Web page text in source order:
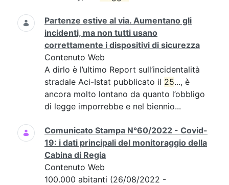
Partenze estive al via. Aumentano gli
incidenti, ma non tutti usano
correttamente i dispositivi di sicurezza
Contenuto Web
A dirlo è l’ultimo Report sull’incidentalità
stradale Aci-Istat pubblicato il 25..., è
ancora molto lontano da quanto l’obbligo
di legge imporrebbe e nel biennio...
Comunicato Stampa N°60/2022 - Covid-
19: i dati principali del monitoraggio della
Cabina di Regia
Contenuto Web
100.000 abitanti (26/08/2022 -